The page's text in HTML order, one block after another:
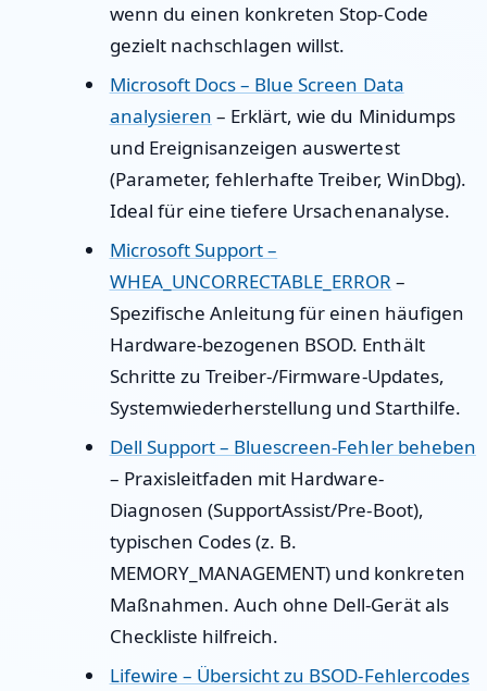
wenn du einen konkreten Stop-Code
gezielt nachschlagen willst.
Microsoft Docs – Blue Screen Data
analysieren – Erklärt, wie du Minidumps
und Ereignisanzeigen auswertest
(Parameter, fehlerhafte Treiber, WinDbg).
Ideal für eine tiefere Ursachenanalyse.
Microsoft Support –
WHEA_UNCORRECTABLE_ERROR –
Spezifische Anleitung für einen häufigen
Hardware-bezogenen BSOD. Enthält
Schritte zu Treiber-/Firmware-Updates,
Systemwiederherstellung und Starthilfe.
Dell Support – Bluescreen-Fehler beheben
– Praxisleitfaden mit Hardware-
Diagnosen (SupportAssist/Pre-Boot),
typischen Codes (z. B.
MEMORY_MANAGEMENT) und konkreten
Maßnahmen. Auch ohne Dell-Gerät als
Checkliste hilfreich.
Lifewire – Übersicht zu BSOD-Fehlercodes